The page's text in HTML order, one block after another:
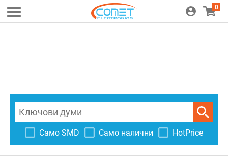
0
Само SMD Само налични HotPrice